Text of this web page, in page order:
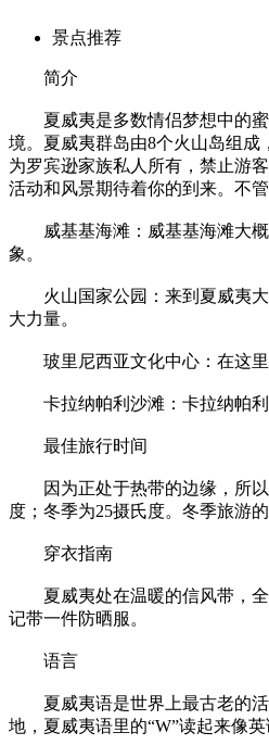
景点推荐
简介
夏威夷是多数情侣梦想中的蜜
境。夏威夷群岛由8个火山岛组
为罗宾逊家族私人所有，禁止游
活动和风景期待着你的到来。不
威基基海滩：威基基海滩大概
象。
火山国家公园：来到夏威夷大
大力量。
玻里尼西亚文化中心：在这里
卡拉纳帕利沙滩：卡拉纳帕利
最佳旅行时间
因为正处于热带的边缘，所以
度；冬季为25摄氏度。冬季旅游
穿衣指南
夏威夷处在温暖的信风带，全
记带一件防晒服。
语言
夏威夷语是世界上最古老的活
地，夏威夷语里的“W”读起来像英